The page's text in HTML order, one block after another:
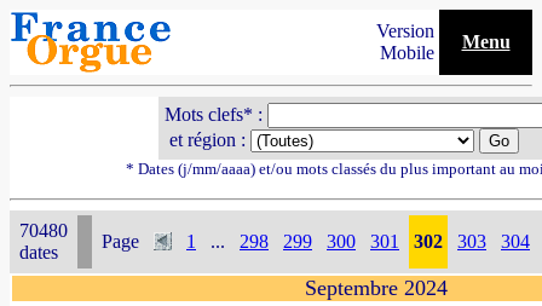
Version
Mobile
Menu
Mots clefs* :
et région :
* Dates (j/mm/aaaa) et/ou mots classés du plus important au
70480
dates
Page 1 ... 298 299 300 301 302 303 304
Septembre 2024